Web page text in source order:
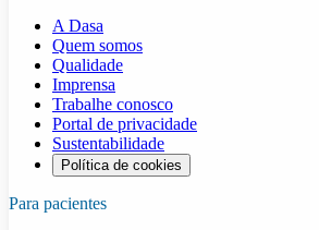
A Dasa
Quem somos
Qualidade
Imprensa
Trabalhe conosco
Portal de privacidade
Sustentabilidade
Política de cookies
Para pacientes